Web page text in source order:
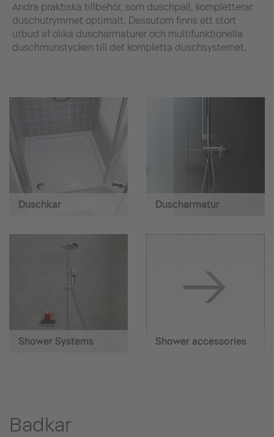
Andra praktiska tillbehör, som duschpall, kompletterar
duschutrymmet optimalt. Dessutom finns ett stort
utbud af olika duscharmaturer och multifunktionella
duschmunstycken till det kompletta duschsystemet.
Duschkar Duscharmatur
Shower Systems Shower accessories
Badkar